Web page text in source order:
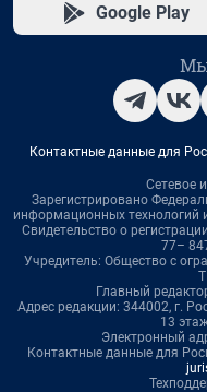
Google Play
Мы
Контактные данные для
Сетевое
Зарегистрировано
информационных технологий
Свидетельство о
77–
Учредитель: Общество с
Главный
Адрес редакции: 344002, г.
13
Электронный
Контактные данные для